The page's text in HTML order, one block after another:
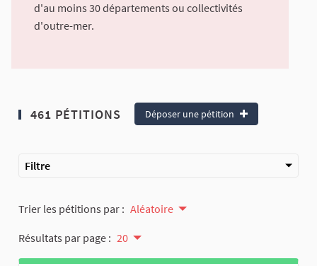
d'au moins 30 départements ou collectivités
d'outre-mer.
461 PÉTITIONS Déposer une pétition
Filtre
Trier les pétitions par : Aléatoire
Résultats par page : 20